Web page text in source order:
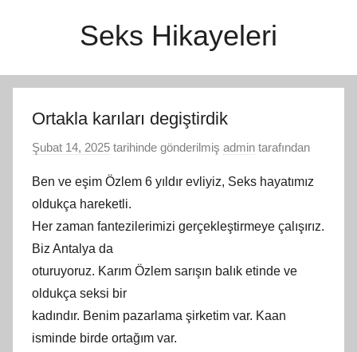
Seks Hikayeleri
Ortakla karıları degiştirdik
Şubat 14, 2025 tarihinde gönderilmiş admin tarafından
Ben ve eşim Özlem 6 yıldır evliyiz, Seks hayatımız
oldukça hareketli.
Her zaman fantezilerimizi gerçekleştirmeye çalışırız.
Biz Antalya da
oturuyoruz. Karım Özlem sarışın balık etinde ve
oldukça seksi bir
kadındır. Benim pazarlama şirketim var. Kaan
isminde birde ortağım var.